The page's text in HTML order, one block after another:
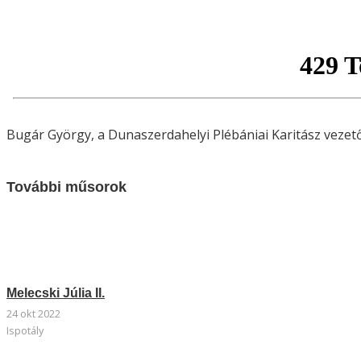
Bugár György, a Dunaszerdahelyi Plébániai Karitász
További műsorok
Melecski Júlia II.
24 okt 2022
Ispotály